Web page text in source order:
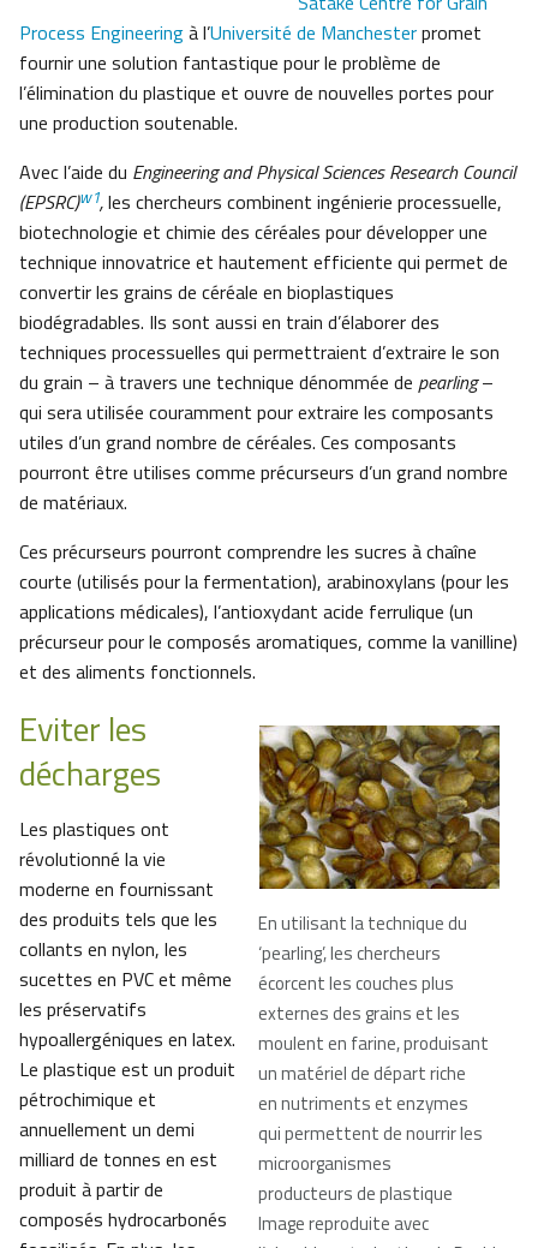
Process Engineeringà l’Université de Manchesterpromet
fournir une solution fantastique pour le problème de
l’élimination du plastique et ouvre de nouvelles portes pour
une production soutenable.
Avec l’aide du Engineering and Physical Sciences Research Council
(EPSRC)w1,les chercheurs combinent ingénierie processuelle,
biotechnologie et chimie des céréales pour développer une
technique innovatrice et hautement efficiente qui permet de
convertir les grains de céréale en bioplastiques
biodégradables. Ils sont aussi en train d’élaborer des
techniques processuelles qui permettraient d’extraire le son
du grain – à travers une technique dénommée de pearling–
qui sera utilisée couramment pour extraire les composants
utiles d’un grand nombre de céréales. Ces composants
pourront être utilises comme précurseurs d’un grand nombre
de matériaux.
Ces précurseurs pourront comprendre les sucres à chaîne
courte (utilisés pour la fermentation), arabinoxylans (pour les
applications médicales), l’antioxydant acide ferrulique (un
précurseur pour le composés aromatiques, comme la vanilline)
et des aliments fonctionnels.
En utilisant la technique du
‘pearling’, les chercheurs
écorcent les couches plus
externes des grains et les
moulent en farine, produisant
un matériel de départ riche
en nutriments et enzymes
qui permettent de nourrir les
microorganismes
producteurs de plastique
Image reproduite avec
Eviter les
décharges
Les plastiques ont
révolutionné la vie
moderne en fournissant
des produits tels que les
collants en nylon, les
sucettes en PVC et même
les préservatifs
hypoallergéniques en latex.
Le plastique est un produit
pétrochimique et
annuellement un demi
milliard de tonnes en est
produit à partir de
composés hydrocarbonés